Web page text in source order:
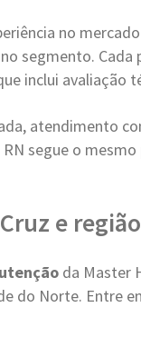
no
segmento. Cada
inclui avaliação
atendimento
segue o
e região
da Master
do Norte. Entre